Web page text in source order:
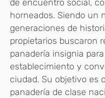
de encuentro social,
horneados. Siendo un
generaciones de
propietarios buscaron
panadería insignia
establecimiento y
ciudad. Su objetivo es
panadería de clase